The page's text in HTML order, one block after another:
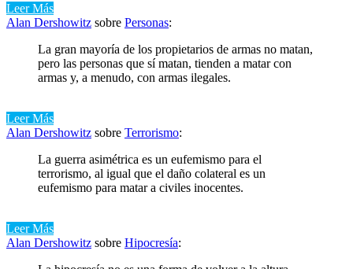
Leer Más
Alan Dershowitz sobre Personas:
La gran mayoría de los propietarios de armas no matan,
pero las personas que sí matan, tienden a matar con
armas y, a menudo, con armas ilegales.
Leer Más
Alan Dershowitz sobre Terrorismo:
La guerra asimétrica es un eufemismo para el
terrorismo, al igual que el daño colateral es un
eufemismo para matar a civiles inocentes.
Leer Más
Alan Dershowitz sobre Hipocresía: